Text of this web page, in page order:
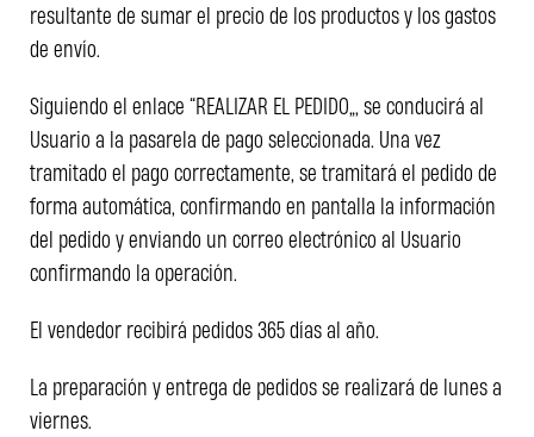
resultante de sumar el precio de los productos y los gastos
de envío.
Siguiendo el enlace “REALIZAR EL PEDIDO”, se conducirá al
Usuario a la pasarela de pago seleccionada. Una vez
tramitado el pago correctamente, se tramitará el pedido de
forma automática, confirmando en pantalla la información
del pedido y enviando un correo electrónico al Usuario
confirmando la operación.
El vendedor recibirá pedidos 365 días al año.
La preparación y entrega de pedidos se realizará de lunes a
viernes.